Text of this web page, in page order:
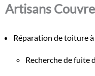
Artisans
Réparation de toiture
Recherche de fuite